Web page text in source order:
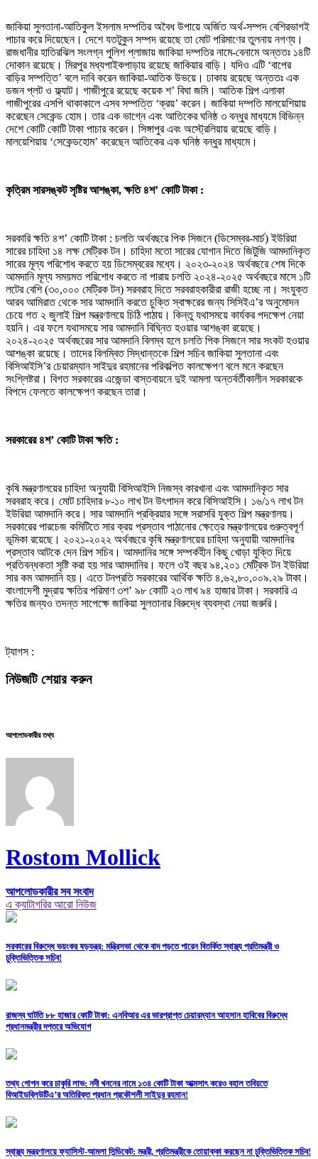
জাকিয়া সুলতানা-আতিকুল ইসলাম দম্পতির অবৈধ উপায়ে অর্জিত অর্থ-সম্পদ বেশিরভাগই
পাচার করে দিয়েছেন। দেশে যতটুকুন সম্পদ রয়েছে তা মোট পরিমাণের তুলনায় নগণ্য।
রাজধানীর হাতিরঝিল সংলগ্ন পুলিশ প্লাজায় জাকিয়া দম্পতির নামে-বেনামে অন্ততঃ ১৪টি
দোকান রয়েছে। মিরপুর মধ্যপাইকপাড়ায় রয়েছে জাকিয়ার বাড়ি। যদিও এটি ‘বাপের
বাড়ির সম্পত্তি’ বলে দাবি করেন জাকিয়া-আতিক উভয়ে। ঢাকায় রয়েছে অন্ততঃ এক
ডজন প্লট ও ফ্ল্যাট। গাজীপুরে রয়েছে কয়েক শ’ বিঘা জমি। আতিক শিল্প এলাকা
গাজীপুরের এসপি থাকাকালে এসব সম্পত্তি ‘ক্রয়’ করেন। জাকিয়া দম্পতি মালয়েশিয়ায়
করেছেন সেকেন্ড হোম। তার এক ভাগ্নে এবং আতিকের ঘনিষ্ঠ ৩ বন্ধুর মাধ্যমে বিভিন্ন
দেশে কোটি কোটি টাকা পাচার করেন। সিঙ্গাপুর এবং অস্ট্রেলিয়ায় রয়েছে বাড়ি।
মালয়েশিয়ায় ‘সেকেন্ডহোম’ করেছেন আতিকের এক ঘনিষ্ঠ বন্ধুর মাধ্যমে।
কৃত্রিম সারসঙ্কট সৃষ্টির আশঙ্কা, ক্ষতি ৪শ’ কোটি টাকা :
সরকারি ক্ষতি ৪শ’ কোটি টাকা : চলতি অর্থবছরে পিক সিজনে (ডিসেম্বর-মার্চ) ইউরিয়া
সারের চাহিদা ১৪ লক্ষ মেট্রিক টন। চাহিদা মতো সারের যোগান দিতে জিটুজি আমদানিকৃত
সারের মূল্য পরিশোধ করতে হয় ডিসেম্বরের মধ্যে। ২০২৩-২০২৪ অর্থবছরে শেষ দিকে
আমদানি মূল্য সময়মত পরিশোধ করতে না পারায় চলতি ২০২৪-২০২৫ অর্থবছরে মাসে ১টি
লটের বেশি (৩০,০০০ মেট্রিক টন) সরবরাহ দিতে সরবরাহকারীরা রাজী হচ্ছে না। সংযুক্ত
আরব আমিরাত থেকে সার আমদানি করতে চুক্তি স্বাক্ষরের জন্য সিসিইএ’র অনুমোদন
চেয়ে গত ২ জুলাই শিল্প মন্ত্রণালয়ে চিঠি পাঠায়। কিন্তু যথাসময়ে কার্যকর পদক্ষেপ নেয়া
হয়নি। এর ফলে যথাসময়ে সার আমদানি বিঘ্নিত হওয়ার আশঙ্কা রয়েছে।
২০২৪-২০২৫ অর্থবছরের সার আমদানি বিলম্ব হলে চলতি পিক সিজনে সার সংকট হওয়ার
আশঙ্কা রয়েছে। তাদের বিলম্বিত সিদ্ধান্তকে শিল্প সচিব জাকিয়া সুলতানা এবং
বিসিআইসি’র চেয়ারম্যান সাইদুর রহমানের পরিকল্পিত কালক্ষেপণ বলে মনে করছেন
সংশ্লিষ্টরা। বিগত সরকারের এজেন্ডা বাস্তবায়নে দুই আমলা অন্তর্বর্তীকালীন সরকারকে
বিপদে ফেলতে কালক্ষেপণ করছেন তারা।
সরকারের ৪শ’ কোটি টাকা ক্ষতি :
কৃষি মন্ত্রণালয়ের চাহিদা অনুযায়ী বিসিআইসি নিজস্ব কারখানা এবং আমদানিকৃত সার
সরবরাহ করে। মোট চাহিদার ৮-১০ লাখ টন উৎপাদন করে বিসিআইসি। ১৬/১৭ লাখ টন
ইউরিয়া আমদানি করে। সার আমদানি প্রক্রিয়ার সঙ্গে সরাসরি যুক্ত শিল্প মন্ত্রণালয়।
সরকারের পারচেজ কমিটিতে সার ক্রয় প্রস্তাব পাঠানোর ক্ষেত্রে মন্ত্রণালয়ের গুরুত্বপূর্ণ
ভূমিকা রয়েছে। ২০২১-২০২২ অর্থবছরে কৃষি মন্ত্রণালয়ের চাহিদা অনুযায়ী আমদানির
প্রস্তাব আটকে দেন শিল্প সচিব। আমদানির সঙ্গে সম্পর্কহীন কিছু খোড়া যুক্তি দিয়ে
প্রতিবন্ধকতা সৃষ্টি করা হয় সার আমদানির। ফলে ওই বছর ৯৪,২০১ মেট্রিক টন ইউরিয়া
সার কম আমদানি হয়। এতে টনপ্রতি সরকারের আর্থিক ক্ষতি ৪,৬২,৮০,০০৯.২৯ টাকা।
বাংলাদেশী মুদ্রায় ক্ষতির পরিমাণ ৩শ’ ৯৮ কোটি ২৩ লাখ ৯৪ হাজার টাকা। সরকারি এ
ক্ষতির জন্যও তদন্ত সাপেক্ষে জাকিয়া সুলতানার বিরুদ্ধে ব্যবস্থা নেয়া জরুরি।
ট্যাগস :
নিউজটি শেয়ার করুন
আপলোডকারীর তথ্য
Rostom Mollick
আপলোডকারীর সব সংবাদ
এ ক্যাটাগরির আরো নিউজ
সরকারের বিরুদ্ধে ভয়ংকর ষড়যন্ত্র: মন্ত্রিসভা থেকে বাদ পড়তে পারেন বিতর্কিত স্বাস্থ্য প্রতিমন্ত্রী ও
চুক্তিভিত্তিক সচিব!
রাজস্ব ঘাটতি ৮৮ হাজার কোটি টাকা: এনবিআর এর ভারপ্রাপ্ত চেয়ারম্যান আহসান হাবিবের বিরুদ্ধে
প্রধানমন্ত্রীর দপ্তরে অভিযোগ
তথ্য গোপন করে চাকুরি লাভ: নদী খননের নামে ১৩৪ কোটি টাকা আত্মসাৎ করেও বহাল তবিয়তে
বিআইডব্লিউটিএ’র অতিরিক্ত প্রধান প্রকৌশলী সাইদুর রহমান!
স্বাস্থ্য মন্ত্রণালয়ে ফ্যাসিস্ট-আমলা সিন্ডিকেট: মন্ত্রী, প্রতিমন্ত্রীকে তোয়াক্কা করছেন না চুক্তিভিত্তিক সচিব!